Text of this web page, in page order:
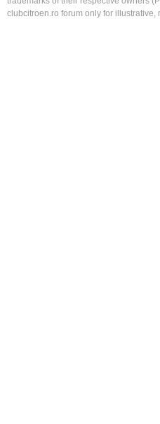
clubcitroen.ro forum only for